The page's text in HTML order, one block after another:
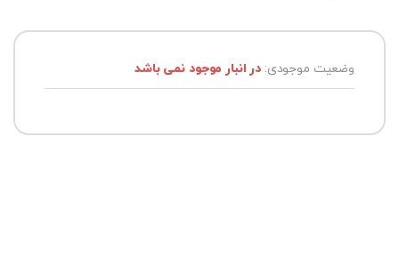
وضعیت موجودی:در انبار موجود نمی باشد